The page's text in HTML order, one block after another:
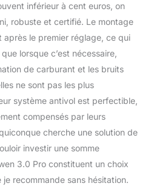
inférieur à cent euros, on
robuste et certifié. Le montage
après le premier réglage, ce qui
lorsque c’est nécessaire,
de carburant et les bruits
ne sont pas les plus
système antivol est perfectible,
compensés par leurs
cherche une solution de
investir une somme
3.0 Pro constituent un choix
recommande sans hésitation.